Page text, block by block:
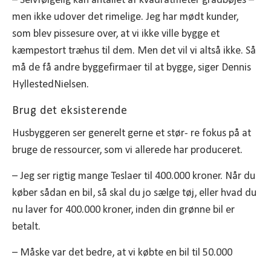
men ikke udover det rimelige. Jeg har mødt kunder,
som blev pissesure over, at vi ikke ville bygge et
kæmpestort træhus til dem. Men det vil vi altså ikke. Så
må de få andre byggefirmaer til at bygge, siger Dennis
HyllestedNielsen.
Brug det eksisterende
Husbyggeren ser generelt gerne et stør- re fokus på at
bruge de ressourcer, som vi allerede har produceret.
– Jeg ser rigtig mange Teslaer til 400.000 kroner. Når du
køber sådan en bil, så skal du jo sælge tøj, eller hvad du
nu laver for 400.000 kroner, inden din grønne bil er
betalt.
– Måske var det bedre, at vi købte en bil til 50.000